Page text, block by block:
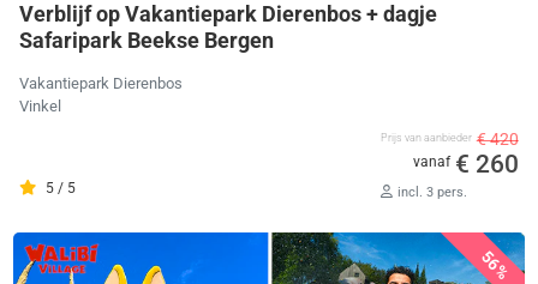
Verblijf op Vakantiepark Dierenbos + dagje
Safaripark Beekse Bergen
Vakantiepark Dierenbos
Vinkel
5 / 5
Prijs van aanbieder € 420
vanaf € 260
incl. 3 pers.
56%